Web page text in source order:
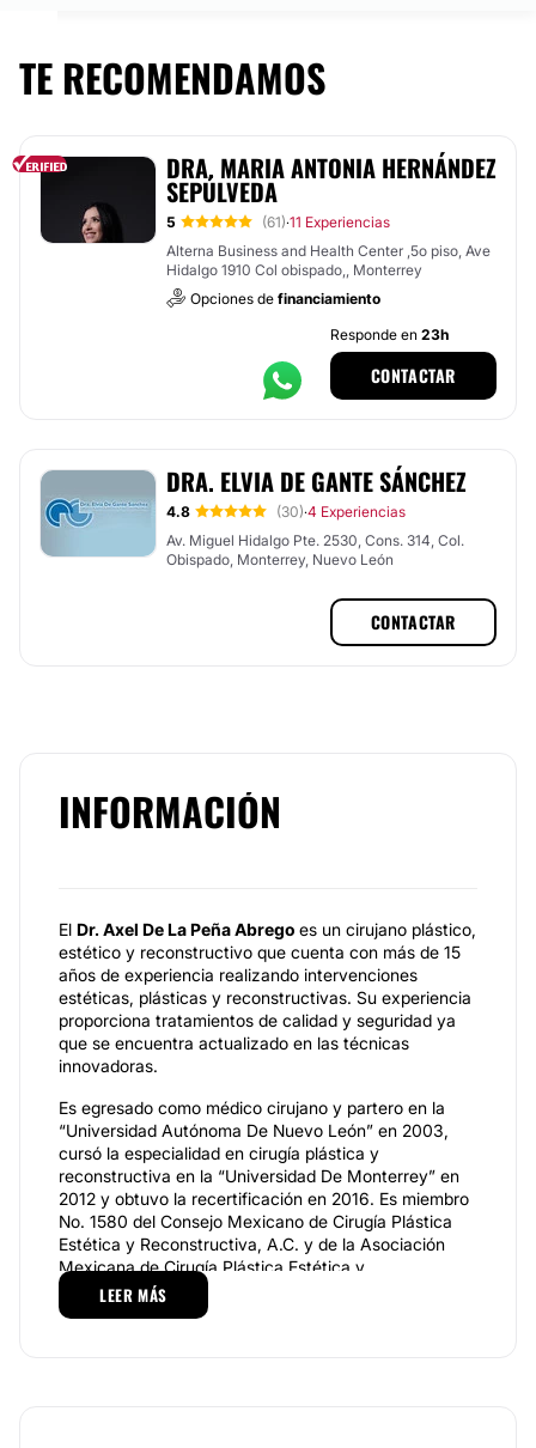
TE RECOMENDAMOS
DRA. MARIA ANTONIA HERNÁNDEZ
SEPÚLVEDA
5 (61)·11 Experiencias
Alterna Business and Health Center ,5o piso, Ave
Hidalgo 1910 Col obispado,, Monterrey
Opciones de financiamiento
Responde en 23h
CONTACTAR
DRA. ELVIA DE GANTE SÁNCHEZ
4.8 (30)·4 Experiencias
Av. Miguel Hidalgo Pte. 2530, Cons. 314, Col.
Obispado, Monterrey, Nuevo León
CONTACTAR
INFORMACIÓN
El Dr. Axel De La Peña Abrego es un cirujano plástico,
estético y reconstructivo que cuenta con más de 15
años de experiencia realizando intervenciones
estéticas, plásticas y reconstructivas. Su experiencia
proporciona tratamientos de calidad y seguridad ya
que se encuentra actualizado en las técnicas
innovadoras.
Es egresado como médico cirujano y partero en la
“Universidad Autónoma De Nuevo León” en 2003,
cursó la especialidad en cirugía plástica y
reconstructiva en la “Universidad De Monterrey” en
2012 y obtuvo la recertificación en 2016. Es miembro
No. 1580 del Consejo Mexicano de Cirugía Plástica
Estética y Reconstructiva, A.C. y de la Asociación
Mexicana de Cirugía Plástica Estética y
Reconstructiva, A.C.
LEER MÁS